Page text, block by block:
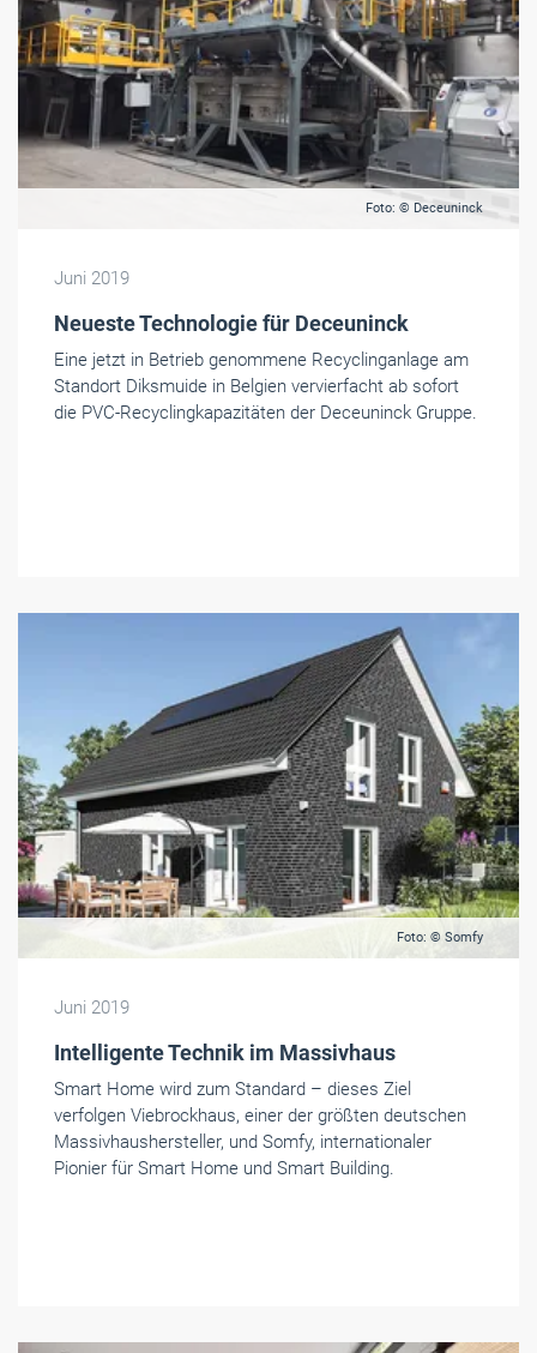
Foto: © Deceuninck
Juni 2019
Neueste Technologie für Deceuninck
Eine jetzt in Betrieb genommene Recyclinganlage am
Standort Diksmuide in Belgien vervierfacht ab sofort
die PVC-Recyclingkapazitäten der Deceuninck Gruppe.
Foto: © Somfy
Juni 2019
Intelligente Technik im Massivhaus
Smart Home wird zum Standard – dieses Ziel
verfolgen Viebrockhaus, einer der größten deutschen
Massivhaushersteller, und Somfy, internationaler
Pionier für Smart Home und Smart Building.